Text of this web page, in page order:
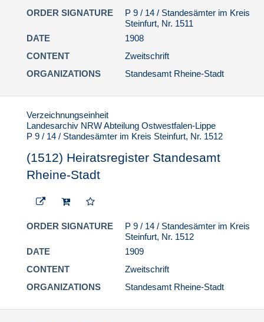
ORDER SIGNATURE
P 9 / 14 / Standesämter im Kreis
Steinfurt, Nr. 1511
DATE
1908
CONTENT
Zweitschrift
ORGANIZATIONS
Standesamt Rheine-Stadt
Verzeichnungseinheit
Landesarchiv NRW Abteilung Ostwestfalen-Lippe
P 9 / 14 / Standesämter im Kreis Steinfurt, Nr. 1512
(1512) Heiratsregister Standesamt
Rheine-Stadt
ORDER SIGNATURE
P 9 / 14 / Standesämter im Kreis
Steinfurt, Nr. 1512
DATE
1909
CONTENT
Zweitschrift
ORGANIZATIONS
Standesamt Rheine-Stadt